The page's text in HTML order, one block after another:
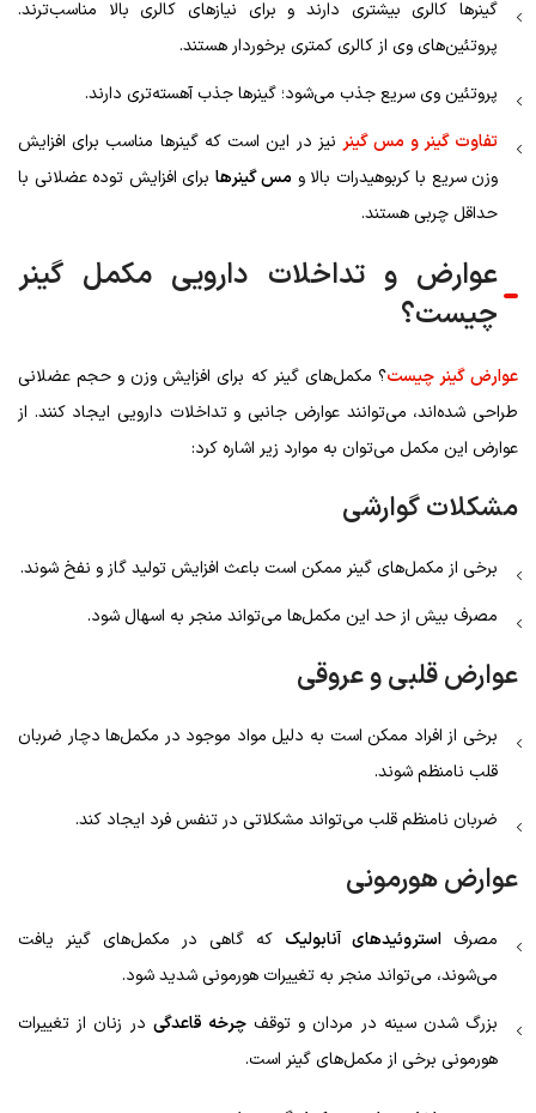
گینرها کالری بیشتری دارند و برای نیازهای کالری بالا مناسب‌ترند.
پروتئین‌های وی از کالری کمتری برخوردار هستند.
پروتئین وی سریع جذب می‌شود؛ گینرها جذب آهسته‌تری دارند.
تفاوت گینر و مس گینر نیز در این است که گینرها مناسب برای افزایش
وزن سریع با کربوهیدرات بالا و مس گینرها برای افزایش توده عضلانی با
حداقل چربی هستند.
عوارض و تداخلات دارویی مکمل گینر
چیست؟
عوارض گینر چیست؟ مکمل‌های گینر که برای افزایش وزن و حجم عضلانی
طراحی شده‌اند، می‌توانند عوارض جانبی و تداخلات دارویی ایجاد کنند. از
عوارض این مکمل می‌توان به موارد زیر اشاره کرد:
مشکلات گوارشی
برخی از مکمل‌های گینر ممکن است باعث افزایش تولید گاز و نفخ شوند.
مصرف بیش از حد این مکمل‌ها می‌تواند منجر به اسهال شود.
عوارض قلبی و عروقی
برخی از افراد ممکن است به دلیل مواد موجود در مکمل‌ها دچار ضربان
قلب نامنظم شوند.
ضربان نامنظم قلب می‌تواند مشکلاتی در تنفس فرد ایجاد کند.
عوارض هورمونی
مصرف استروئیدهای آنابولیک که گاهی در مکمل‌های گینر یافت
می‌شوند، می‌تواند منجر به تغییرات هورمونی شدید شود.
بزرگ شدن سینه در مردان و توقفچرخه قاعدگی در زنان از تغییرات
هورمونی برخی از مکمل‌های گینر است.